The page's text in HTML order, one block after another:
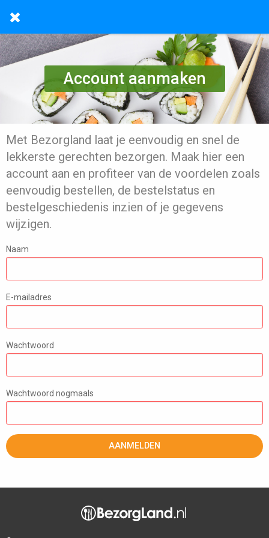
Account aanmaken
Met Bezorgland laat je eenvoudig en snel de
lekkerste gerechten bezorgen. Maak hier een
account aan en profiteer van de voordelen zoals
eenvoudig bestellen, de bestelstatus en
bestelgeschiedenis inzien of je gegevens
wijzigen.
Naam
E-mailadres
Wachtwoord
Wachtwoord nogmaals
AANMELDEN